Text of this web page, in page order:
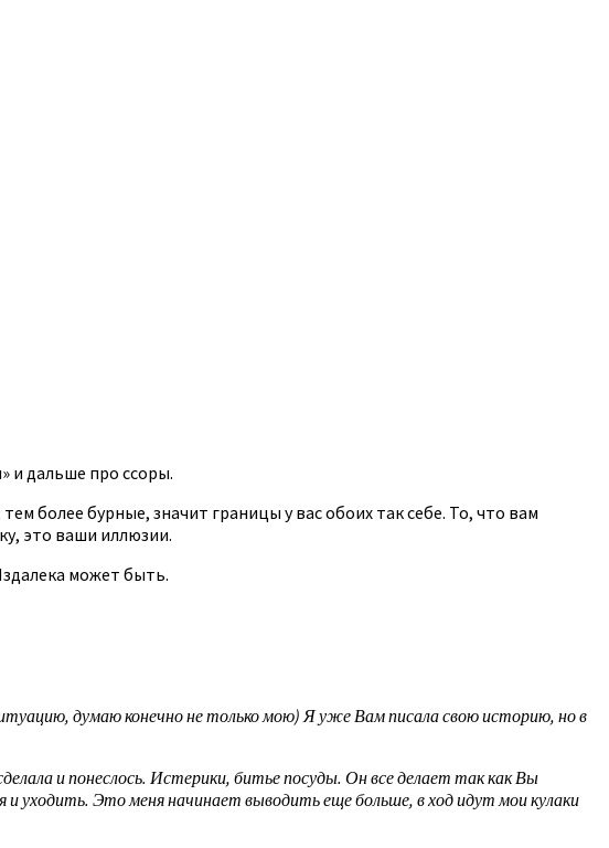
и дальше про ссоры.
более бурные, значит границы у вас обоих так себе. То, что вам
это ваши иллюзии.
может быть.
думаю конечно не только мою) Я уже Вам писала свою историю, но в
и понеслось. Истерики, битье посуды. Он все делает так как Вы
уходить. Это меня начинает выводить еще больше, в ход идут мои кулаки